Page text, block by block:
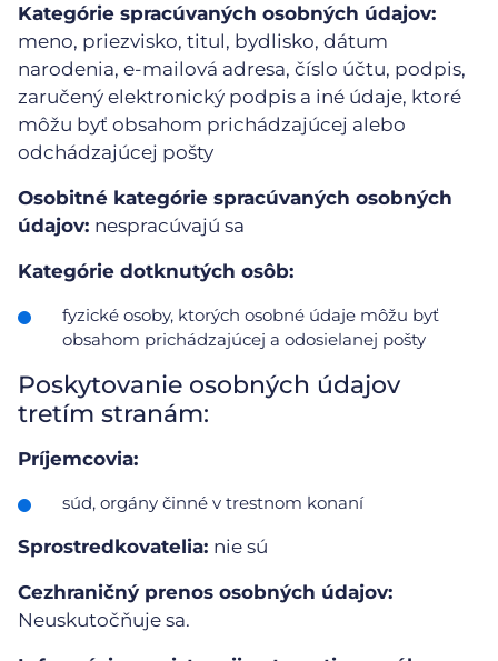
Kategórie spracúvaných osobných údajov:
meno, priezvisko, titul, bydlisko, dátum
narodenia, e-mailová adresa, číslo účtu, podpis,
zaručený elektronický podpis a iné údaje, ktoré
môžu byť obsahom prichádzajúcej alebo
odchádzajúcej pošty
Osobitné kategórie spracúvaných osobných
údajov: nespracúvajú sa
Kategórie dotknutých osôb:
fyzické osoby, ktorých osobné údaje môžu byť
obsahom prichádzajúcej a odosielanej pošty
Poskytovanie osobných údajov
tretím stranám:
Príjemcovia:
súd, orgány činné v trestnom konaní
Sprostredkovatelia: nie sú
Cezhraničný prenos osobných údajov:
Neuskutočňuje sa.